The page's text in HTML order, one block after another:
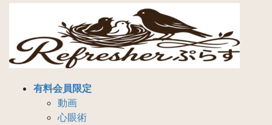
有料会員限定
動画
心眼術